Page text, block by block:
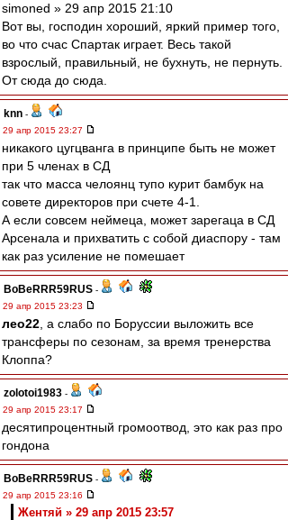
simoned » 29 апр 2015 21:10
Вот вы, господин хороший, яркий пример того,
во что счас Спартак играет. Весь такой
взрослый, правильный, не бухнуть, не пернуть.
От сюда до сюда.
knn -
29 апр 2015 23:27
никакого цугцванга в принципе быть не может
при 5 членах в СД
так что масса челоянц тупо курит бамбук на
совете директоров при счете 4-1.
А если совсем неймеца, может зарегаца в СД
Арсенала и прихватить с собой диаспору - там
как раз усиление не помешает
BoBeRRR59RUS -
29 апр 2015 23:23
лео22 , а слабо по Боруссии выложить все
трансферы по сезонам, за время тренерства
Клоппа?
zolotoi1983 -
29 апр 2015 23:17
десятипроцентный громоотвод, это как раз про
гондона
BoBeRRR59RUS -
29 апр 2015 23:16
Жентяй » 29 апр 2015 23:57